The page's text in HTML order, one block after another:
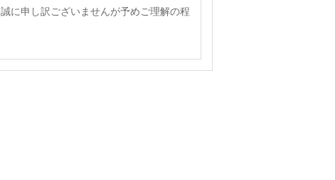
に申し訳ございませんが予めご理解の程